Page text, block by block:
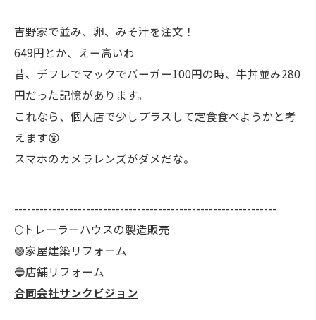
吉野家で並み、卵、みそ汁を注文！
649円とか、えー高いわ
昔、デフレでマックでバーガー100円の時、牛丼並み280
円だった記憶があります。
これなら、個人店で少しプラスして定食食べようかと考
えます😵
スマホのカメラレンズがダメだな。
--------------------------------------------------------------
🌕️トレーラーハウスの製造販売
🟢家屋建築リフォーム
🔵店舗リフォーム
合同会社サンクビジョン